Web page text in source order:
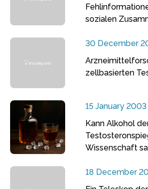
sozialen
30 December
zellbasierten
15 January 2003
Kann Alkohol
Wissenschaft
18 December